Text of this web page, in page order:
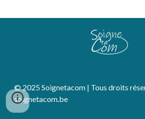
© 2025 Soignetacom | Tous droits
soignetacom.be